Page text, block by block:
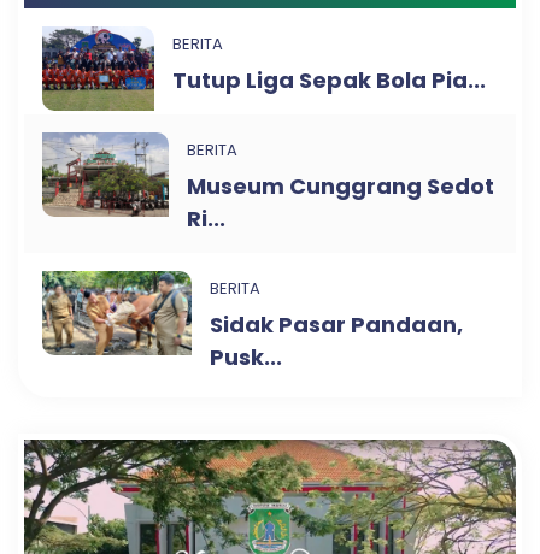
BERITA
Tutup Liga Sepak Bola Pia...
BERITA
Museum Cunggrang Sedot
Ri...
BERITA
Sidak Pasar Pandaan,
Pusk...